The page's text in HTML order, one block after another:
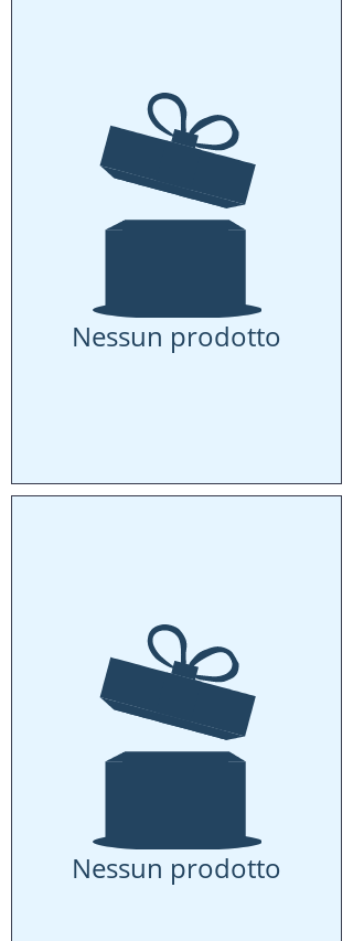
Nessun prodotto
Nessun prodotto